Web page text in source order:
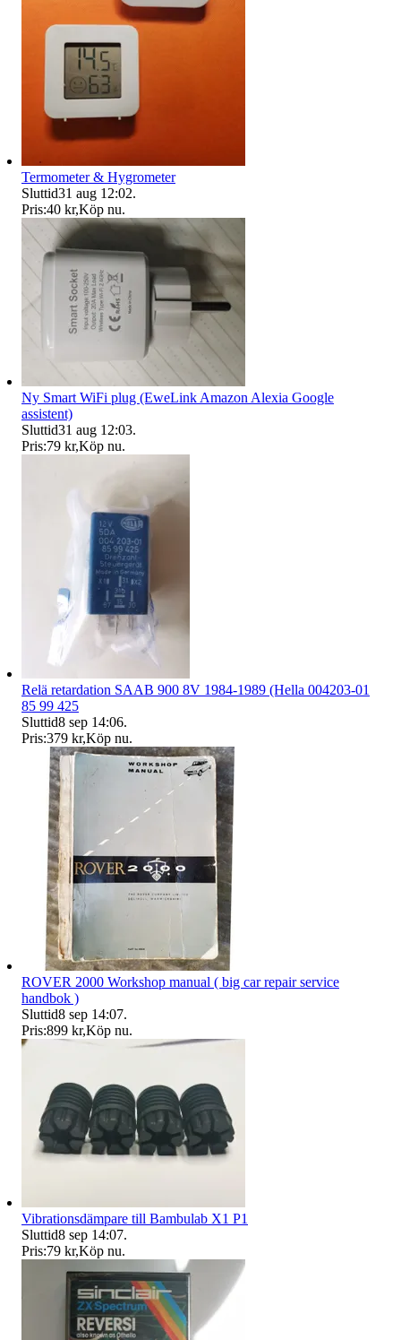
Termometer & Hygrometer
Sluttid31 aug 12:02.
Pris:40 kr,Köp nu.
Ny Smart WiFi plug (EweLink Amazon Alexia Google
assistent)
Sluttid31 aug 12:03.
Pris:79 kr,Köp nu.
Relä retardation SAAB 900 8V 1984-1989 (Hella 004203-01
85 99 425
Sluttid8 sep 14:06.
Pris:379 kr,Köp nu.
ROVER 2000 Workshop manual ( big car repair service
handbok )
Sluttid8 sep 14:07.
Pris:899 kr,Köp nu.
Vibrationsdämpare till Bambulab X1 P1
Sluttid8 sep 14:07.
Pris:79 kr,Köp nu.